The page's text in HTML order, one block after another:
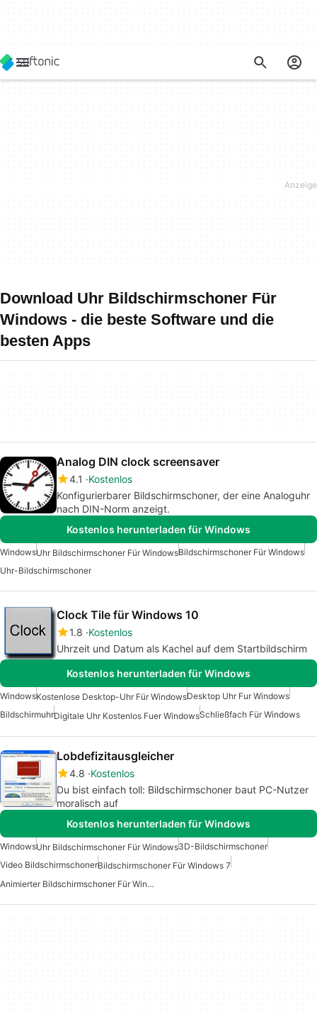
Download Uhr Bildschirmschoner Für
Windows - die beste Software und die
besten Apps
Analog DIN clock screensaver
4.1
Kostenlos
Konfigurierbarer Bildschirmschoner, der eine Analoguhr
nach DIN-Norm anzeigt.
Kostenlos herunterladen für Windows
WindowsUhr Bildschirmschoner Für WindowsBildschirmschoner Für Windows
Uhr-Bildschirmschoner
Clock Tile für Windows 10
1.8 Kostenlos
Uhrzeit und Datum als Kachel auf dem Startbildschirm
Kostenlos herunterladen für Windows
WindowsKostenlose Desktop-Uhr Für WindowsDesktop Uhr Fur Windows
BildschirmuhrDigitale Uhr Kostenlos Fuer WindowsSchließfach Für Windows
Lobdefizitausgleicher
4.8 Kostenlos
Du bist einfach toll: Bildschirmschoner baut PC-Nutzer
moralisch auf
Kostenlos herunterladen für Windows
WindowsUhr Bildschirmschoner Für Windows3D-Bildschirmschoner
Video BildschirmschonerBildschirmschoner Für Windows 7
Animierter Bildschirmschoner Für Windows